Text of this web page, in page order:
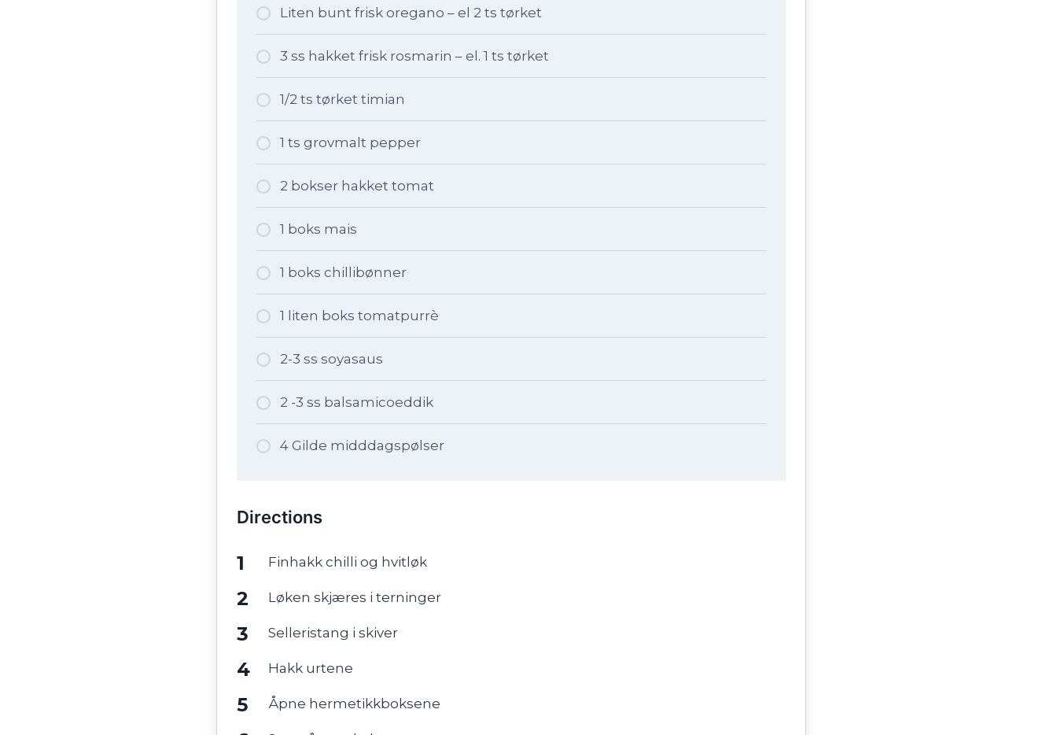
Liten bunt frisk oregano – el 2 ts tørket
3 ss hakket frisk rosmarin – el. 1 ts tørket
1/2 ts tørket timian
1 ts grovmalt pepper
2 bokser hakket tomat
1 boks mais
1 boks chillibønner
1 liten boks tomatpurrè
2-3 ss soyasaus
2 -3 ss balsamicoeddik
4 Gilde midddagspølser
Directions
Finhakk chilli og hvitløk
Løken skjæres i terninger
Selleristang i skiver
Hakk urtene
Åpne hermetikkboksene